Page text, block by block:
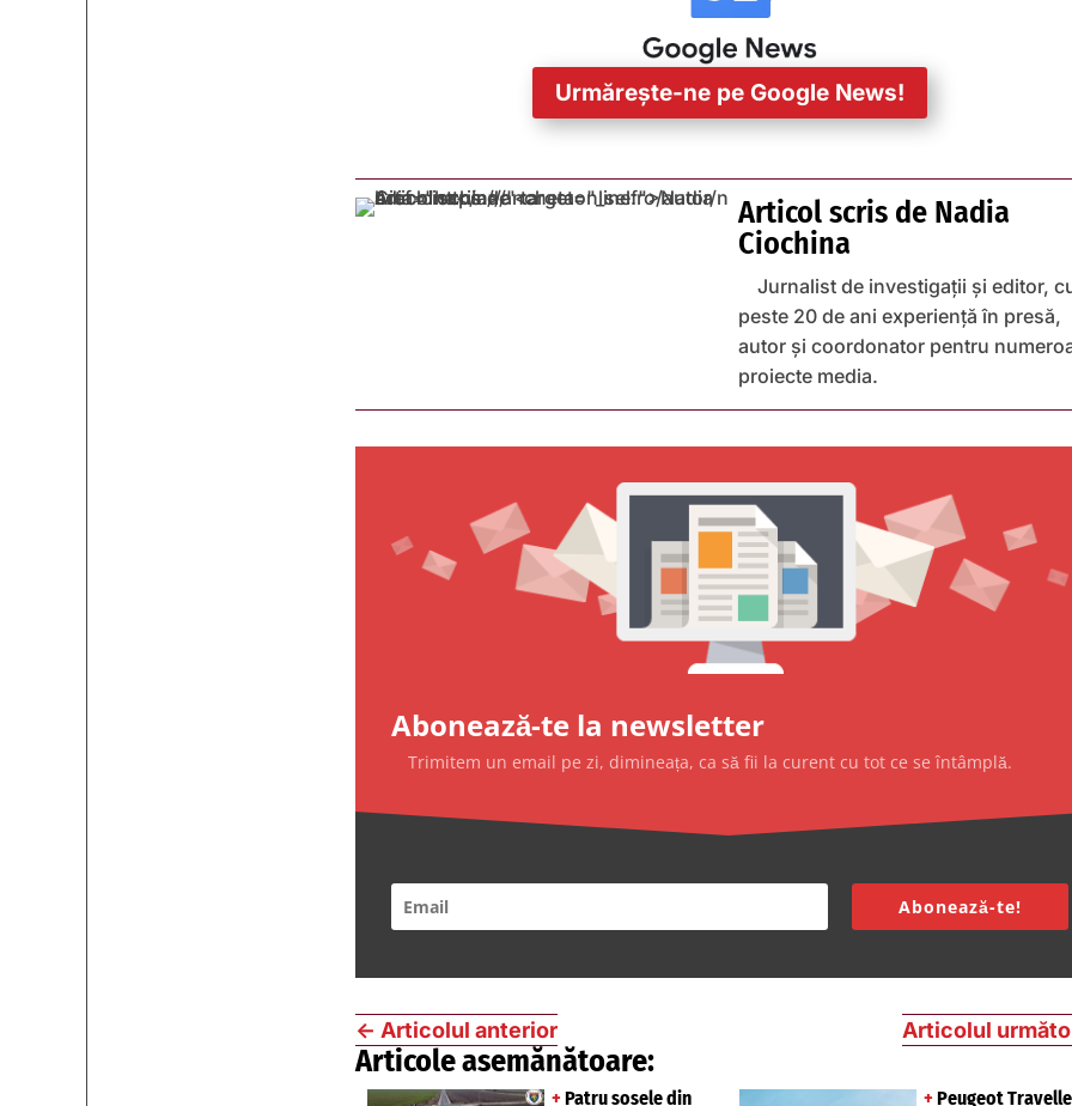
Urmărește-ne pe Google News!
Articol scris de Nadia
Ciochina
Jurnalist de investigații și editor,
peste 20 de ani experiență în presă,
autor și coordonator pentru
proiecte media.
Abonează-te la newsletter
Trimitem un email pe zi, dimineața, ca să fii la curent cu tot ce se întâmplă.
Abonează-te!
← Articolul anterior Articolul
Articole asemănătoare:
+ Patru șosele din
+ Peugeot